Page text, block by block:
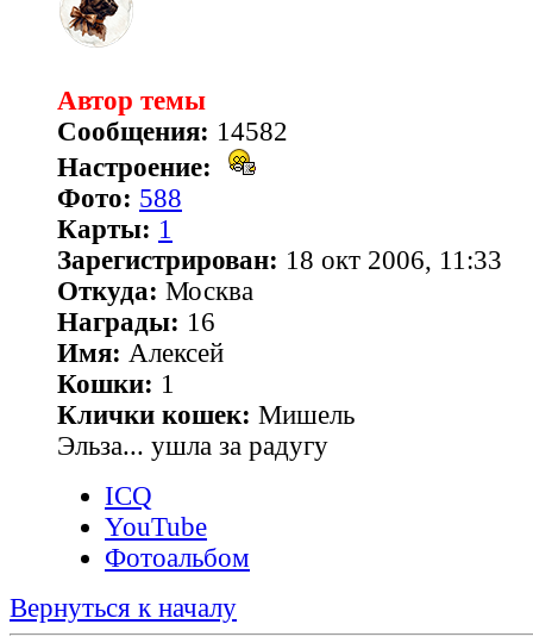
Автор темы
Сообщения: 14582
Настроение:
Фото: 588
Карты: 1
Зарегистрирован: 18 окт 2006, 11:33
Откуда: Москва
Награды: 16
Имя: Алексей
Кошки: 1
Клички кошек: Мишель
Эльза... ушла за радугу
ICQ
YouTube
Фотоальбом
Вернуться к началу